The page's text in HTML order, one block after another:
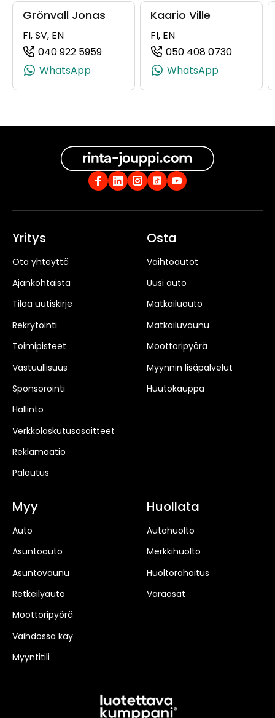
Grönvall Jonas
FI, SV, EN
040 922 5959
(+358409225959, 0409225959,
WhatsApp
Kaario Ville
FI, EN
050 408 0730
WhatsApp
Yritys
Ota yhteyttä
Ajankohtaista
Tilaa uutiskirje
Rekrytointi
Toimipisteet
Vastuullisuus
Sponsorointi
Hallinto
Verkkolaskutusosoitteet
Reklamaatio
Palautus
Osta
Vaihtoautot
Uusi auto
Matkailuauto
Matkailuvaunu
Moottoripyörä
Myynnin lisäpalvelut
Huutokauppa
Myy
Auto
Asuntoauto
Asuntovaunu
Retkeilyauto
Moottoripyörä
Vaihdossa käy
Myyntitili
Huollata
Autohuolto
Merkkihuolto
Huoltorahoitus
Varaosat